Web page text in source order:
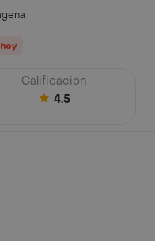
Calificación
4.5